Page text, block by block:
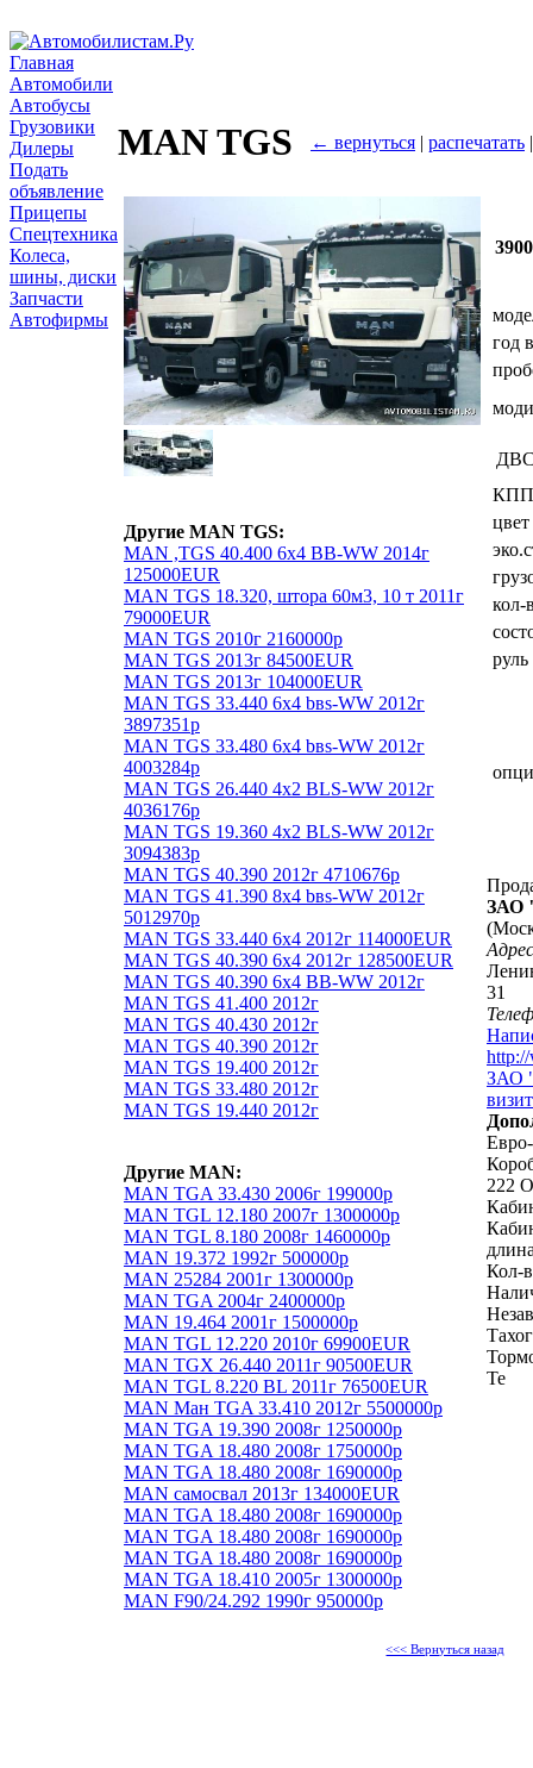
Главная
Автомобили
Автобусы
Грузовики
Дилеры
Подать
объявление
Прицепы
Спецтехника
Колеса,
шины, диски
Запчасти
Автофирмы
MAN TGS ← вернуться | распечатать
Другие MAN TGS:
MAN ,TGS 40.400 6x4 BB-WW 2014г
125000EUR
MAN TGS 18.320, штора 60м3, 10 т 2011г
79000EUR
MAN TGS 2010г 2160000р
MAN TGS 2013г 84500EUR
MAN TGS 2013г 104000EUR
MAN TGS 33.440 6x4 bвs-WW 2012г
3897351р
MAN TGS 33.480 6x4 bвs-WW 2012г
4003284р
MAN TGS 26.440 4x2 BLS-WW 2012г
4036176р
MAN TGS 19.360 4x2 BLS-WW 2012г
3094383р
MAN TGS 40.390 2012г 4710676р
MAN TGS 41.390 8x4 bвs-WW 2012г
5012970р
MAN TGS 33.440 6х4 2012г 114000EUR
MAN TGS 40.390 6х4 2012г 128500EUR
MAN TGS 40.390 6x4 BB-WW 2012г
MAN TGS 41.400 2012г
MAN TGS 40.430 2012г
MAN TGS 40.390 2012г
MAN TGS 19.400 2012г
MAN TGS 33.480 2012г
MAN TGS 19.440 2012г
Другие MAN:
MAN TGA 33.430 2006г 199000р
MAN TGL 12.180 2007г 1300000р
MAN TGL 8.180 2008г 1460000р
MAN 19.372 1992г 500000р
MAN 25284 2001г 1300000р
MAN TGA 2004г 2400000р
MAN 19.464 2001г 1500000р
MAN TGL 12.220 2010г 69900EUR
MAN TGX 26.440 2011г 90500EUR
MAN TGL 8.220 BL 2011г 76500EUR
MAN Ман TGA 33.410 2012г 5500000р
MAN TGA 19.390 2008г 1250000р
MAN TGA 18.480 2008г 1750000р
MAN TGA 18.480 2008г 1690000р
MAN самосвал 2013г 134000EUR
MAN TGA 18.480 2008г 1690000р
MAN TGA 18.480 2008г 1690000р
MAN TGA 18.480 2008г 1690000р
MAN TGA 18.410 2005г 1300000р
MAN F90/24.292 1990г 950000р
год
КПП
цвет
кол-
руль
ЗАО
31
ЗАО
222
Кол-
Те
<<< Вернуться назад